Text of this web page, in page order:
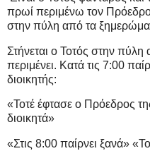
πρωί περιμένω τον
στην πύλη από τα
Στήνεται ο Τοτός στην πύλη
περιμένει. Κατά τις 7:00
διοικητής:
«Τοτέ έφτασε ο Πρόεδρος
διοικητά»
«Στις 8:00 παίρνει ξανά»